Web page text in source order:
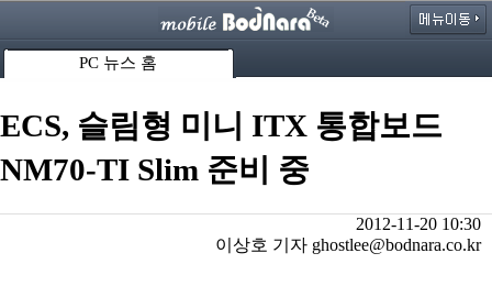
PC 뉴스 홈
ECS, 슬림형 미니 ITX 통합보드
NM70-TI Slim 준비 중
2012-11-20 10:30
이상호 기자 ghostlee@bodnara.co.kr